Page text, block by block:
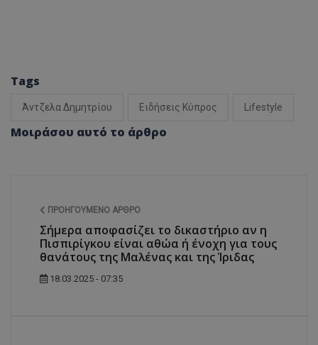
Tags
Άντζελα Δημητρίου Ειδήσεις Κύπρος Lifestyle
Μοιράσου αυτό το άρθρο
ΠΡΟΗΓΟΎΜΕΝΟ ΆΡΘΡΟ
Σήμερα αποφασίζει το δικαστήριο αν η
Πισπιρίγκου είναι αθώα ή ένοχη για τους
θανάτους της Μαλένας και της Ίριδας
18.03.2025 - 07:35